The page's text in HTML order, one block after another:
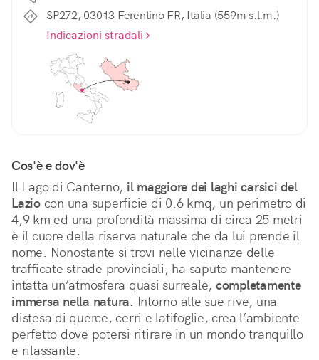
SP272, 03013 Ferentino FR, Italia (559m s.l.m.)
Indicazioni stradali
Cos'è e dov'è
Il Lago di Canterno, il maggiore dei laghi carsici del
Lazio con una superficie di 0.6 kmq, un perimetro di
4,9 km ed una profondità massima di circa 25 metri
è il cuore della riserva naturale che da lui prende il
nome. Nonostante si trovi nelle vicinanze delle
trafficate strade provinciali, ha saputo mantenere
intatta un’atmosfera quasi surreale, completamente
immersa nella natura. Intorno alle sue rive, una
distesa di querce, cerri e latifoglie, crea l’ambiente
perfetto dove potersi ritirare in un mondo tranquillo
e rilassante.